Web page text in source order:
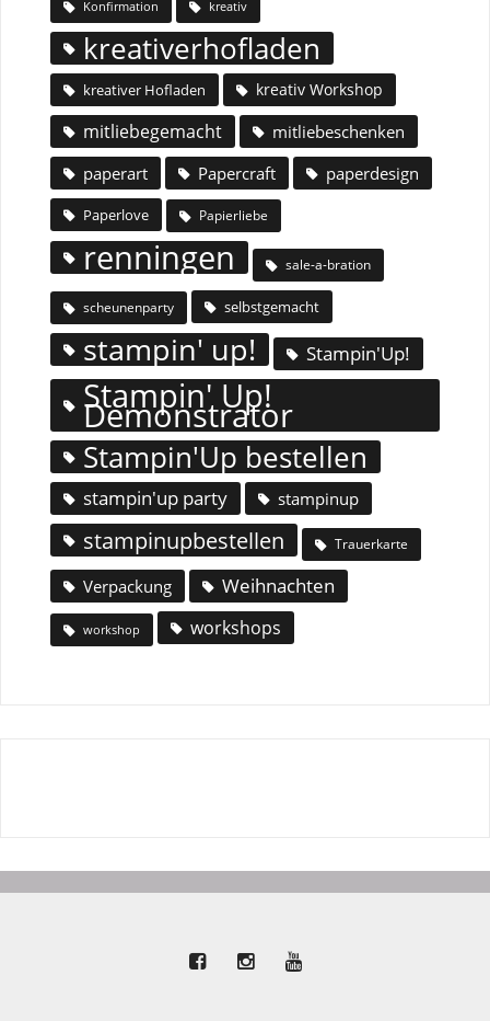
Konfirmation kreativ
kreativerhofladen
kreativer Hofladen kreativ Workshop
mitliebegemacht
mitliebeschenken
paperart
Papercraft paperdesign
Paperlove Papierliebe
renningen sale-a-bration
scheunenparty selbstgemacht
stampin' up! Stampin'Up!
Stampin' Up!
Demonstrator
Stampin'Up bestellen
stampin'up party stampinup
stampinupbestellen Trauerkarte
Verpackung Weihnachten
workshop workshops